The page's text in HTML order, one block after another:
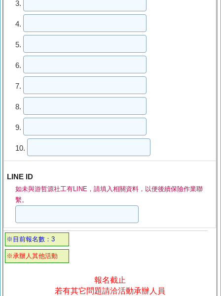
3.
4.
5.
6.
7.
8.
9.
10.
LINE ID
如未與游哲源社工有LINE，請填入相關資料，以便後續保險作業聯
繫。
※目前報名數：3
※承辦人其他活動
報名截止
若有其它問題請洽活動承辦人員